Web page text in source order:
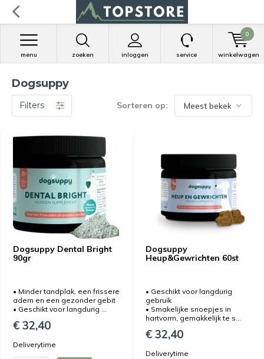
zoeken inloggen
menu service winkelwagen
0
Dogsuppy
Filters Sorteren op:
Dogsuppy Dental Bright
90gr
• Minder tandplak, een frissere
adem en een gezonder gebit
• Geschikt voor langdurig ...
€ 32,40
Deliverytime
Dogsuppy
Heup&Gewrichten 60st
• Geschikt voor langdurig
gebruik
• Smakelijke snoepjes in
hartvorm, gemakkelijk te s...
€ 32,40
Deliverytime